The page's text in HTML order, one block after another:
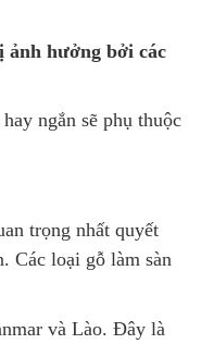
ảnh hưởng bởi các
ngắn sẽ phụ thuộc
trọng nhất quyết
Các loại gỗ làm sàn
và Lào. Đây là